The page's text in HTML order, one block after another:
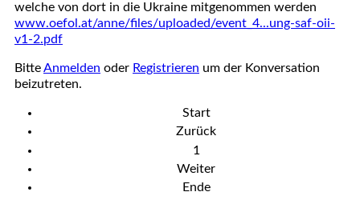
welche von dort in die Ukraine mitgenommen werden
www.oefol.at/anne/files/uploaded/event_4...ung-saf-oii-
v1-2.pdf
BitteAnmelden oder Registrieren um der Konversation
beizutreten.
Start
Zurück
1
Weiter
Ende